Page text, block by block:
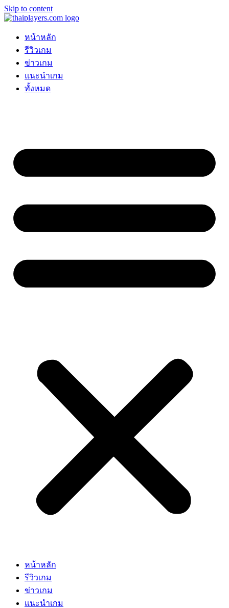
Skip to content
หน้าหลัก
รีวิวเกม
ข่าวเกม
แนะนำเกม
ทั้งหมด
หน้าหลัก
รีวิวเกม
ข่าวเกม
แนะนำเกม